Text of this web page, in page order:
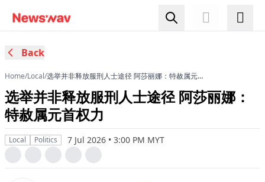
Back
Home/Local/选举并非释放服刑人士途径 阿莎丽娜：特赦属元首
选举并非释放服刑人士途径 阿莎丽娜：
特赦属元首权力
Local Politics 7 Jul 2026 • 3:00 PM MYT